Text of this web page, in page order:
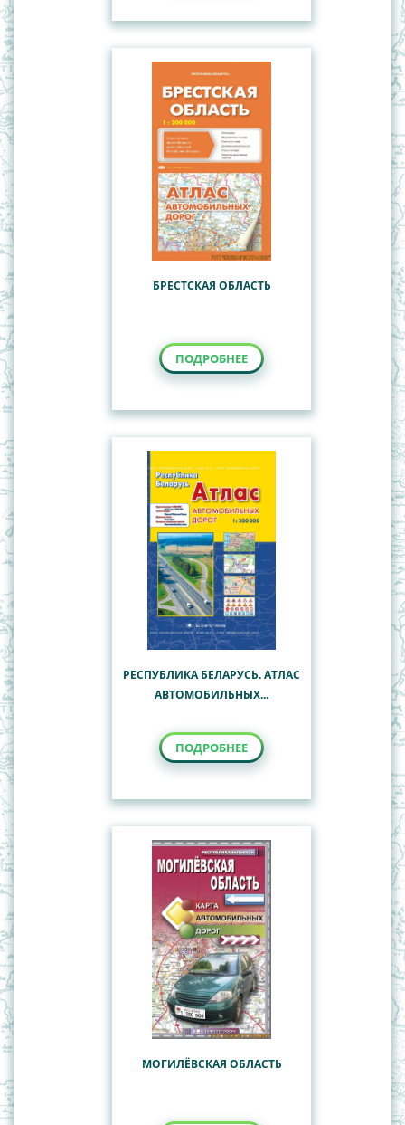
БРЕСТСКАЯ ОБЛАСТЬ
ПОДРОБНЕЕ
РЕСПУБЛИКА БЕЛАРУСЬ. АТЛАС
АВТОМОБИЛЬНЫХ...
ПОДРОБНЕЕ
МОГИЛЁВСКАЯ ОБЛАСТЬ